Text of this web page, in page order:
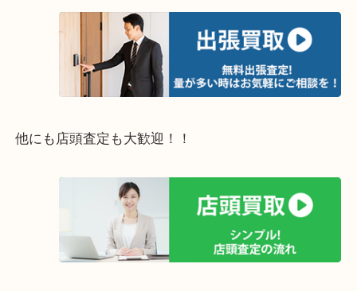
※下記エリアはご依頼が多いエリアです。
豊中市・箕面市・池田市・茨木市・吹田市・尼崎市
西宮市・宝塚市・川西市・淀川区・西淀川区・福島
上記の他にもお伺いしますのでご相談ください。